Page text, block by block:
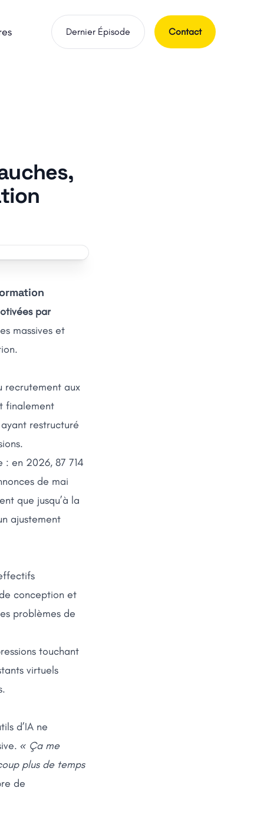
Dernier Épisode Contact
par
massives et
recrutement aux
finalement
restructuré
: en 2026, 87 714
de mai
que jusqu’à la
ajustement
conception et
problèmes de
touchant
virtuels
d’IA ne
« Ça me
plus de temps
de